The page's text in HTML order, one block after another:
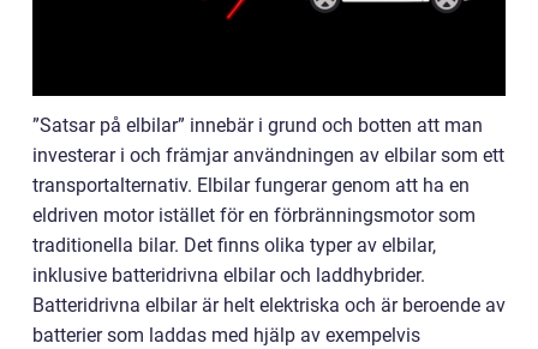
”Satsar på elbilar” innebär i grund och botten att man
investerar i och främjar användningen av elbilar som ett
transportalternativ. Elbilar fungerar genom att ha en
eldriven motor istället för en förbränningsmotor som
traditionella bilar. Det finns olika typer av elbilar,
inklusive batteridrivna elbilar och laddhybrider.
Batteridrivna elbilar är helt elektriska och är beroende av
batterier som laddas med hjälp av exempelvis